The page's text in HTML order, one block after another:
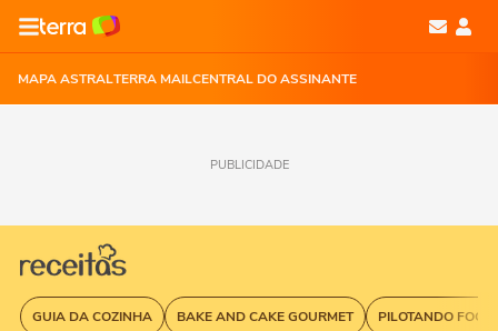
MAPA ASTRALTERRA MAILCENTRAL DO ASSINANTE
PUBLICIDADE
GUIA DA COZINHA BAKE AND CAKE GOURMET PILOTANDO